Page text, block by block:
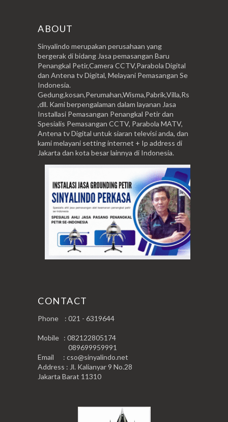
ABOUT
Sinyalindo merupakan perusahaan yang
bergerak di bidang Jasa pemasangan Baru
Penangkal Petir,Camera CCTV,Parabola Digital
dan Antena tv Digital, Melayani Pemasangan Se
Indonesia.
Gedung,kosan,Perumahan,Wisma,Pabrik,Villa,Rs
,dll. Kami berpengalaman dalam layanan Jasa
Installasi Pemasangan Penangkal Petir dan
Spesialis Pemasangan CCTV, Parabola MATV,
Antena tv Digital untuk siaran televisi anda, dan
kami melayani setting internet + Ip address di
Jakarta dan kota besar lainnya di Indonesia.
CONTACT
Phone : 021 - 6319644
Mobile : 082122805174
089699959991
Email : cso@sinyalindo.net
Address : Jl. Kalianyar 9 No.28
Jakarta Barat 11310